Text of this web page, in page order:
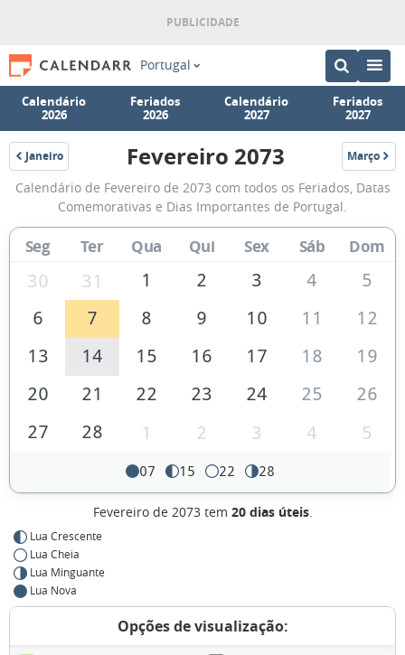
Portugal
Calendário
2026
Feriados
2026
Calendário
2027
Feriados
2027
Janeiro
2073
Calendário
de
Fevereiro
de
2073
Fevereiro 2073 Março
2073
Calendário de Fevereiro de 2073 com todos os Feriados, Datas
Comemorativas e Dias Importantes de Portugal.
Seg Ter Qua Qui Sex Sáb Dom
30 31 1 2 3 4
5
6
7 8 9 10 11
12
13
14 15 16 17 18
19
20
21 22 23 24 25
26
27
28 1 2 3 4 5
07 15 22 28
Fevereiro de 2073 tem 20 dias úteis.
Lua Crescente
Lua Cheia
Lua Minguante
Lua Nova
Opções de visualização: